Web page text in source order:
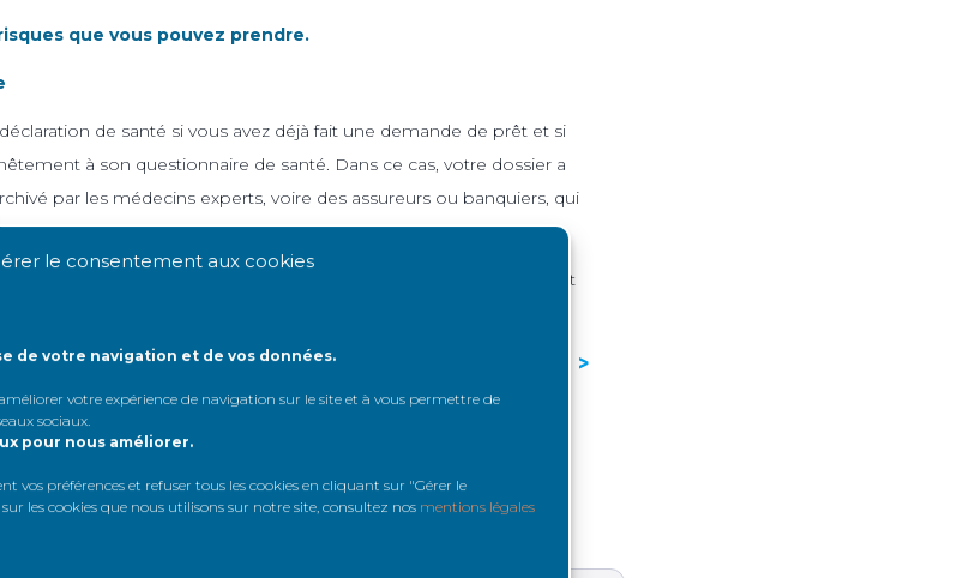
le consentement aux cookies
de votre navigation et de vos données.
votre expérience de navigation sur le site et à vous permettre de
sociaux
pour nous améliorer.
vos préférences et refuser tous les cookies en cliquant sur "Gérer le
les cookies que nous utilisons sur notre site, consultez nos mentions légales
que vous pouvez prendre.
de santé si vous avez déjà fait une demande de prêt et si
à son questionnaire de santé. Dans ce cas, votre dossier a
par les médecins experts, voire des assureurs ou banquiers, qui
êtes malade.
de santé pourrait donc vous exposer à l’annulation du contrat
< Page précédente Page suivante >